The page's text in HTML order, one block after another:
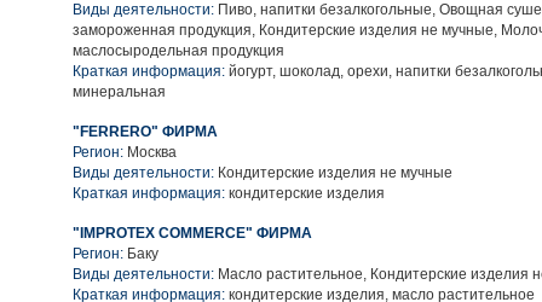
Виды деятельности: Пиво, напитки безалкогольные, Овощная
замороженная продукция, Кондитерские изделия не мучные,
маслосыродельная продукция
Краткая информация: йогурт, шоколад, орехи, напитки
минеральная
"FERRERO" ФИРМА
Регион: Москва
Виды деятельности: Кондитерские изделия не мучные
Краткая информация: кондитерские изделия
"IMPROTEX COMMERCE" ФИРМА
Регион: Баку
Виды деятельности: Масло растительное, Кондитерские изделия
Краткая информация: кондитерские изделия, масло растительное